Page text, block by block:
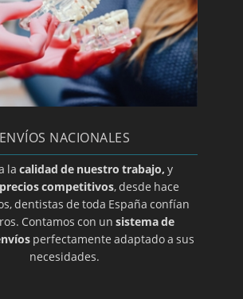
en A coruña
en Albacete
en Almería
en Guadalajara
en Salamanca
en Zamora
en Álava
en Alicante
ENVÍOS NACIONALES
la calidad de nuestro trabajo, y
precios competitivos, desde hace
dentistas de toda España confían
Contamos con unsistema de
perfectamente adaptado a sus
necesidades.